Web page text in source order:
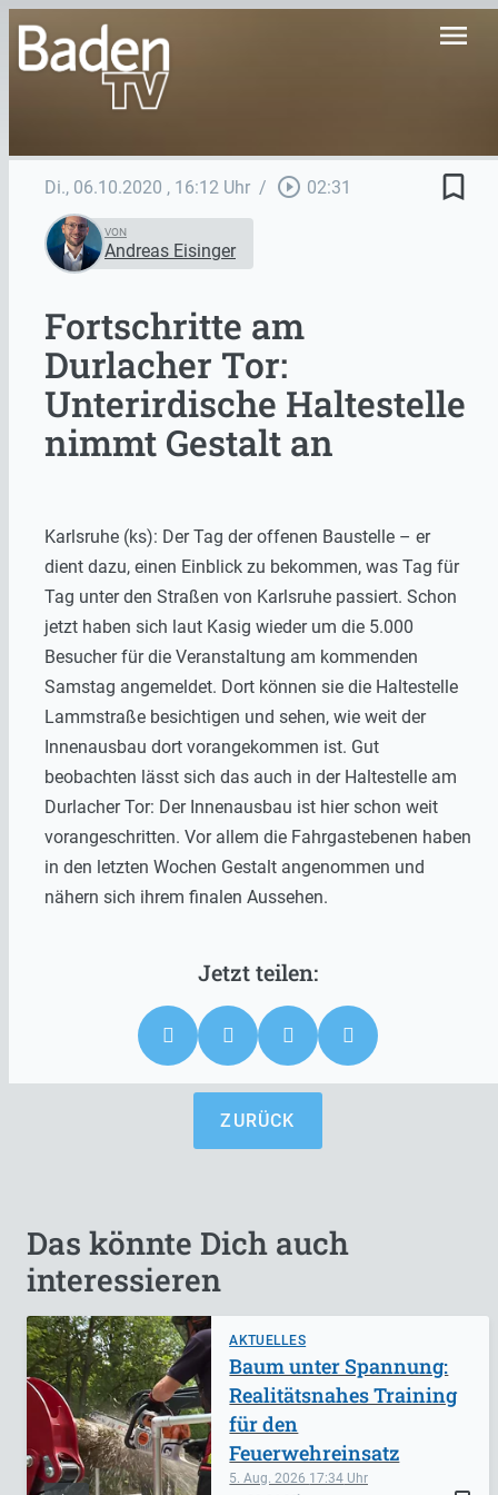
menu
Di., 06.10.2020 , 16:12 Uhr / play_circle_outline 02:31 bookmark_border
VON
Andreas Eisinger
Fortschritte am
Durlacher Tor:
Unterirdische Haltestelle
nimmt Gestalt an
Karlsruhe (ks): Der Tag der offenen Baustelle – er
dient dazu, einen Einblick zu bekommen, was Tag für
Tag unter den Straßen von Karlsruhe passiert. Schon
jetzt haben sich laut Kasig wieder um die 5.000
Besucher für die Veranstaltung am kommenden
Samstag angemeldet. Dort können sie die Haltestelle
Lammstraße besichtigen und sehen, wie weit der
Innenausbau dort vorangekommen ist. Gut
beobachten lässt sich das auch in der Haltestelle am
Durlacher Tor: Der Innenausbau ist hier schon weit
vorangeschritten. Vor allem die Fahrgastebenen haben
in den letzten Wochen Gestalt angenommen und
nähern sich ihrem finalen Aussehen.
ZURÜCK
Das könnte Dich auch
interessieren
AKTUELLES
5. Aug. 2026 17:34
Baum unter Spannung:
Realitätsnahes Training
für den
Feuerwehreinsatz